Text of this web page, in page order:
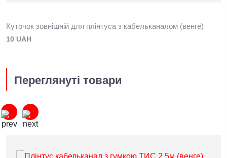
Куточок зовнішній для плінтуса з кабельканалом (венге)
10 UAH
Переглянуті товари